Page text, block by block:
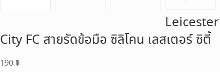
Leicester
City FC สายรัดข้อมือ ซิลิโคน เลสเตอร์ ซิตี้
190 ฿